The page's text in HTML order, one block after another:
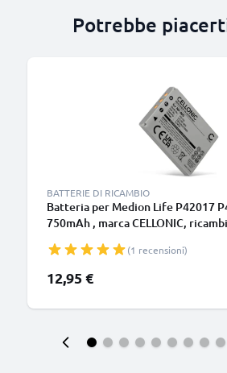
Potrebbe
BATTERIE DI RICAMBIO
Batteria per Medion Life P42017
750mAh , marca CELLONIC,
(1 recensioni)
12,95 €